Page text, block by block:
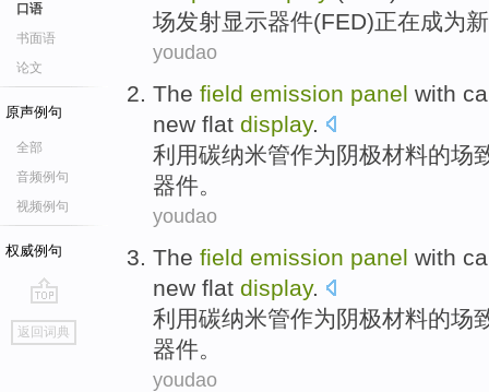
口语
书面语
论文
原声例句
全部
音频例句
视频例句
权威例句
go
top
返回词典
场发射显示器件(FED)正在成为新
youdao
The field emission panel with
new flat display.
利用碳纳米管作为阴极材料的场
器件。
youdao
The field emission panel with
new flat display.
利用碳纳米管作为阴极材料的场
器件。
youdao